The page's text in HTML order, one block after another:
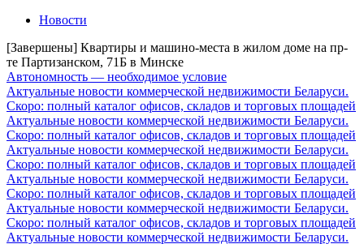
Новости
[Завершены] Квартиры и машино-места в жилом доме на пр-
те Партизанском, 71Б в Минске
Автономность — необходимое условие
Актуальные новости коммерческой недвижимости Беларуси.
Скоро: полный каталог офисов, складов и торговых площадей
Актуальные новости коммерческой недвижимости Беларуси.
Скоро: полный каталог офисов, складов и торговых площадей
Актуальные новости коммерческой недвижимости Беларуси.
Скоро: полный каталог офисов, складов и торговых площадей
Актуальные новости коммерческой недвижимости Беларуси.
Скоро: полный каталог офисов, складов и торговых площадей
Актуальные новости коммерческой недвижимости Беларуси.
Скоро: полный каталог офисов, складов и торговых площадей
Актуальные новости коммерческой недвижимости Беларуси.